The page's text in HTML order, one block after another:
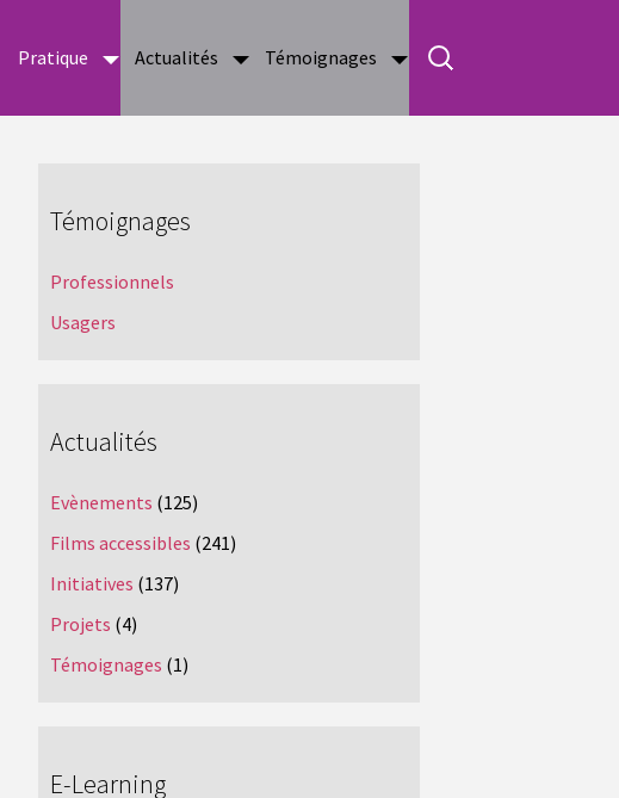
Pratique Actualités Témoignages
Témoignages
Professionnels
Usagers
Actualités
Evènements (125)
Films accessibles (241)
Initiatives (137)
Projets (4)
Témoignages (1)
E-Learning